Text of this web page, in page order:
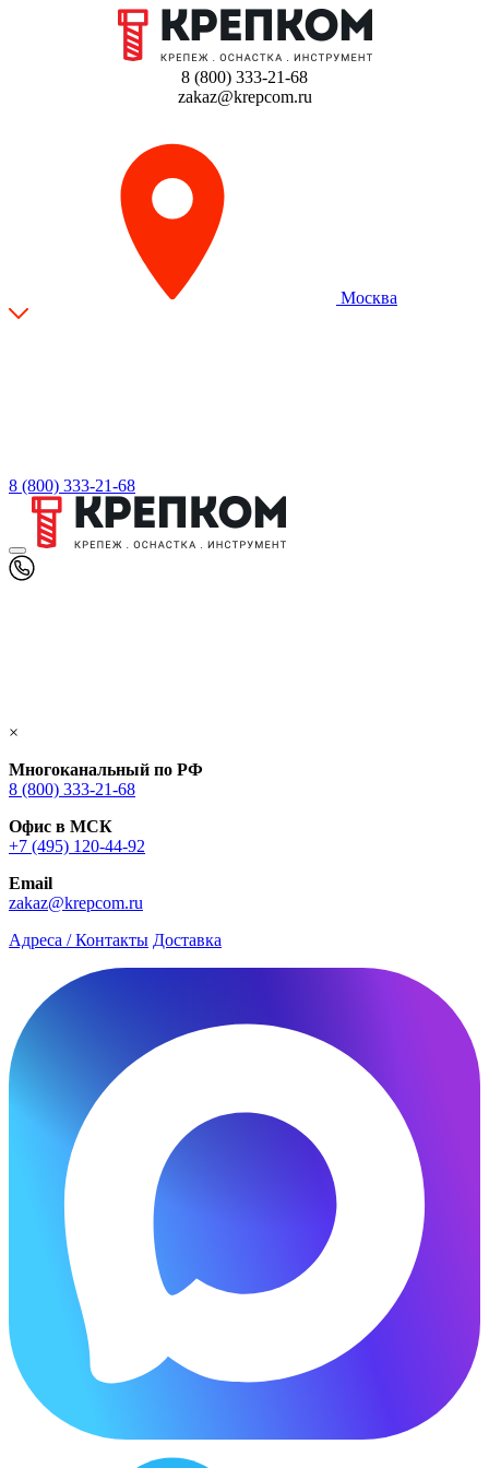
8 (800) 333-21-68
zakaz@krepcom.ru
Москва
8 (800) 333-21-68
×
Многоканальный по РФ
8 (800) 333‑21-68
Офис в МСК
+7 (495) 120-44-92
Email
zakaz@krepcom.ru
Адреса / Контакты Доставка